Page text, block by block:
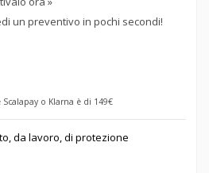
un preventivo in pochi secondi!
o Klarna è di 149€
da lavoro, di protezione